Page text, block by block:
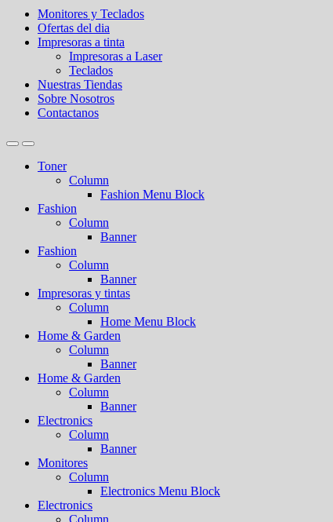
Monitores y Teclados
Ofertas del dia
Impresoras a tinta
Impresoras a Laser
Teclados
Nuestras Tiendas
Sobre Nosotros
Contactanos
Toner
Column
Fashion Menu Block
Fashion
Column
Banner
Fashion
Column
Banner
Impresoras y tintas
Column
Home Menu Block
Home & Garden
Column
Banner
Home & Garden
Column
Banner
Electronics
Column
Banner
Monitores
Column
Electronics Menu Block
Electronics
Column